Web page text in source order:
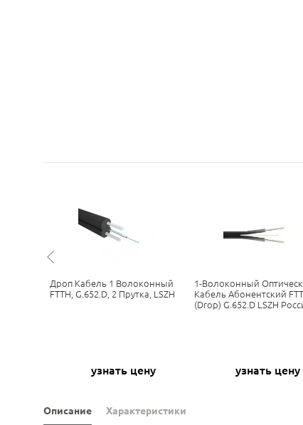
Дроп Кабель 1 Волоконный
FTTH, G.652.D, 2 Прутка, LSZH
узнать цену
1-Волоконный
Кабель Абонентский
(drop) G.652.D LSZH
узнать цену
Описание Характеристики